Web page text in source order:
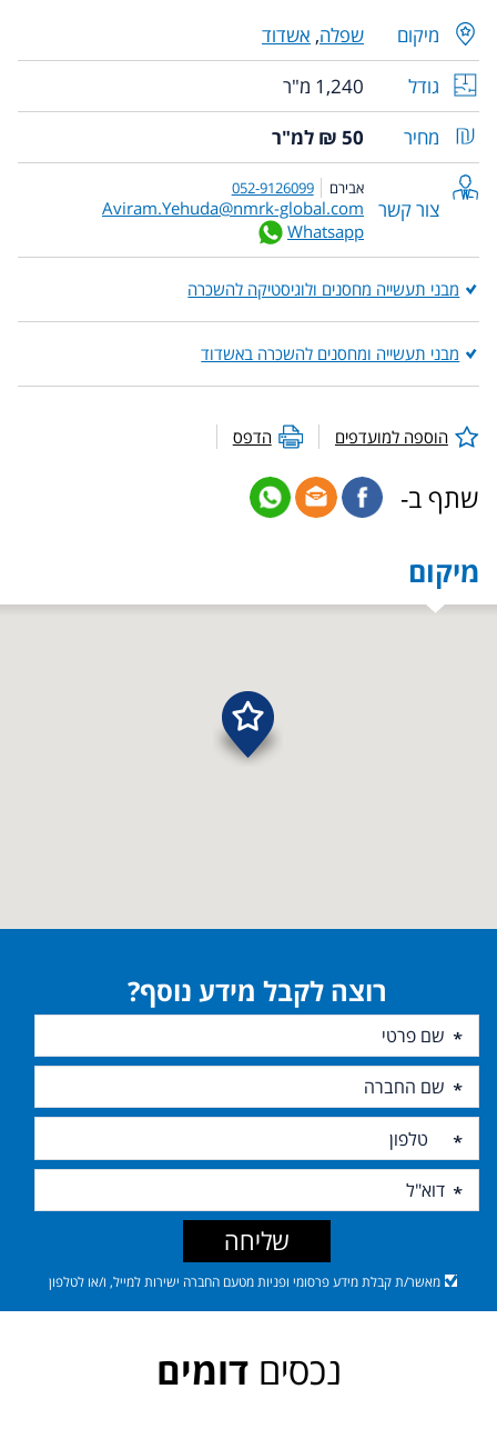
מיקום שפלה, אשדוד
גודל
1,240 מ"ר
מחיר
50 ₪ למ"ר
צור קשר
אבירם 052-9126099
Aviram.Yehuda@nmrk-global.com
Whatsapp
מבני תעשייה מחסנים ולוגיסטיקה להשכרה
מבני תעשייה ומחסנים להשכרה באשדוד
הוספה למועדפים הדפס
שתף ב-
מיקום
רוצה לקבל מידע נוסף?
מאשר/ת קבלת מידע פרסומי ופניות מטעם החברה ישירות למייל, ו/או לטלפון
שליחה
נכסיםדומים